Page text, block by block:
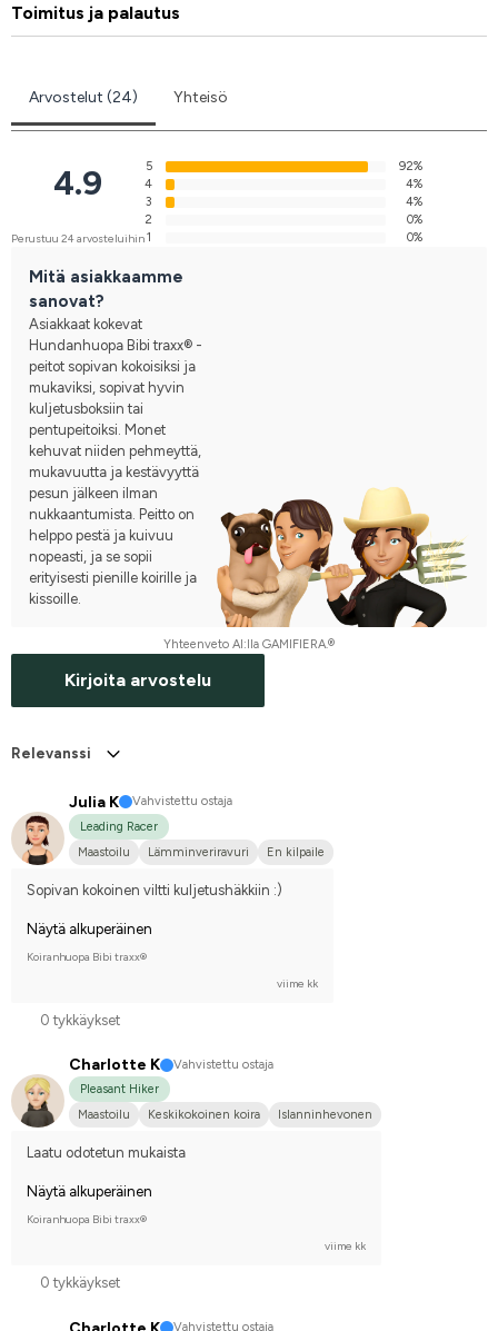
Toimitus ja palautus
Arvostelut (24) Yhteisö
4.9
Perustuu 24 arvosteluihin
5
92%
4
4%
3
4%
2
0%
1
0%
Mitä asiakkaamme
sanovat?
Asiakkaat kokevat
Hundanhuopa Bibi traxx® -
peitot sopivan kokoisiksi ja
mukaviksi, sopivat hyvin
kuljetusboksiin tai
pentupeitoiksi. Monet
kehuvat niiden pehmeyttä,
mukavuutta ja kestävyyttä
pesun jälkeen ilman
nukkaantumista. Peitto on
helppo pestä ja kuivuu
nopeasti, ja se sopii
erityisesti pienille koirille ja
kissoille.
Yhteenveto AI:lla GAMIFIERA.®
Kirjoita arvostelu
Relevanssi
Julia K
Vahvistettu ostaja
Leading Racer
Maastoilu
Lämminveriravuri En kilpaile
Sopivan kokoinen viltti kuljetushäkkiin :)
Näytä alkuperäinen
Koiranhuopa Bibi traxx®
viime kk
0 tykkäykset
Charlotte K
Vahvistettu ostaja
Pleasant Hiker
Maastoilu
Keskikokoinen koira Islanninhevonen
Laatu odotetun mukaista
Näytä alkuperäinen
Koiranhuopa Bibi traxx®
viime kk
0 tykkäykset
Vahvistettu ostaja